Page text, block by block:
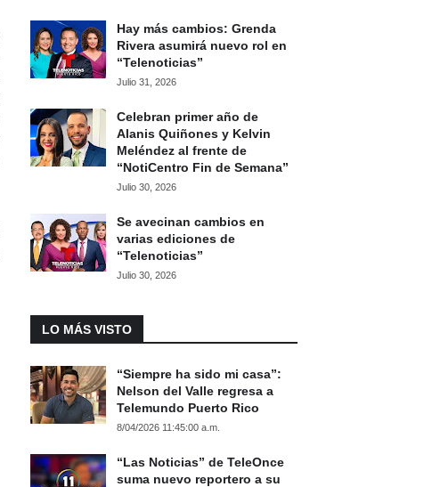
Hay más cambios: Grenda
Rivera asumirá nuevo rol en
“Telenoticias”
Julio 31, 2026
Celebran primer año de
Alanis Quiñones y Kelvin
Meléndez al frente de
“NotiCentro Fin de Semana”
Julio 30, 2026
Se avecinan cambios en
varias ediciones de
“Telenoticias”
Julio 30, 2026
LO MÁS VISTO
“Siempre ha sido mi casa”:
Nelson del Valle regresa a
Telemundo Puerto Rico
8/04/2026 11:45:00 a.m.
“Las Noticias” de TeleOnce
suma nuevo reportero a su